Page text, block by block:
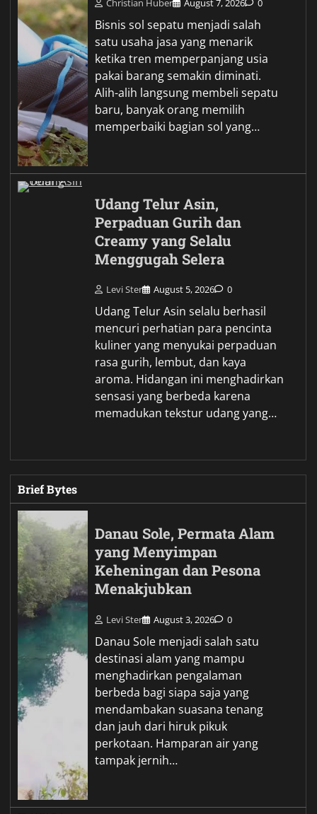
Christian Huber August 7, 2026 0
Bisnis sol sepatu menjadi salah
satu usaha jasa yang menarik
ketika tren memperpanjang usia
pakai barang semakin diminati.
Alih-alih langsung membeli sepatu
baru, banyak orang memilih
memperbaiki bagian sol yang…
Udang Telur Asin,
Perpaduan Gurih dan
Creamy yang Selalu
Menggugah Selera
Levi Ster August 5, 2026 0
Udang Telur Asin selalu berhasil
mencuri perhatian para pencinta
kuliner yang menyukai perpaduan
rasa gurih, lembut, dan kaya
aroma. Hidangan ini menghadirkan
sensasi yang berbeda karena
memadukan tekstur udang yang…
Brief Bytes
Danau Sole, Permata Alam
yang Menyimpan
Keheningan dan Pesona
Menakjubkan
Levi Ster August 3, 2026 0
Danau Sole menjadi salah satu
destinasi alam yang mampu
menghadirkan pengalaman
berbeda bagi siapa saja yang
mendambakan suasana tenang
dan jauh dari hiruk pikuk
perkotaan. Hamparan air yang
tampak jernih…